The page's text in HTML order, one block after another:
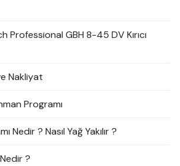
Professional GBH 8-45 DV Kırıcı
Nakliyat
Programı
Nedir ? Nasıl Yağ Yakılır ?
?